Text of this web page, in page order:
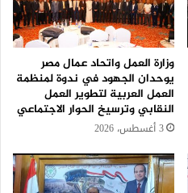
وزارة العمل واتحاد عمال مصر
يوحدان الجهود في ندوة لمنظمة
العمل العربية لتطوير العمل
النقابي وترسيخ الحوار الاجتماعي
3 أغسطس، 2026